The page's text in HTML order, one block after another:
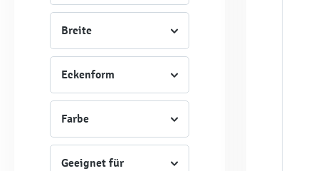
Breite
Eckenform
Farbe
Geeignet für